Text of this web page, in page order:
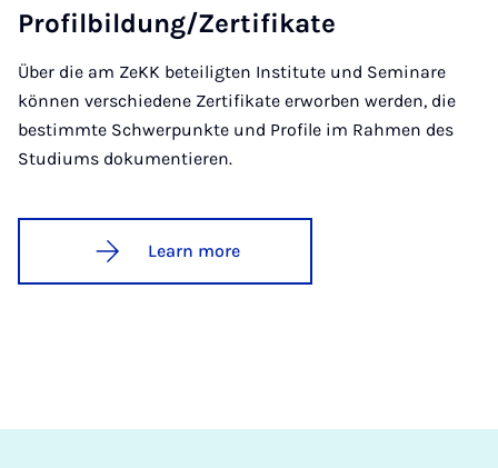
Pro­fil­b­ildung/Zer­ti­fikate
Über die am ZeKK beteiligten Institute und Seminare
können verschiedene Zertifikate erworben werden, die
bestimmte Schwerpunkte und Profile im Rahmen des
Studiums dokumentieren.
Learn more